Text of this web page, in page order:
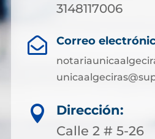
3148117006
 Correo

Dirección:
Calle 2 # 5-26